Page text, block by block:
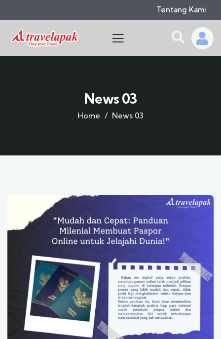
Tentang Kami
News 03
Home News 03